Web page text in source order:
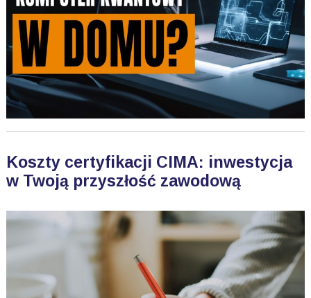
Koszty certyfikacji CIMA: inwestycja
w Twoją przyszłość zawodową
F FILMY
GALERIA
REGULAMIN
KONTAKT